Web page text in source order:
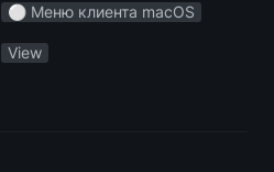
⚪️ Меню клиента macOS
View